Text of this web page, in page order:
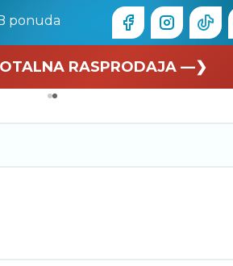
ponuda
odmor —❯
RASPRODAJA —❯